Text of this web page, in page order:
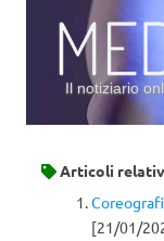
Il notiziario
Articoli
[21/01/